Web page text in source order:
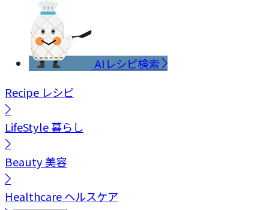
AIレシピ検索
Recipe レシピ
LifeStyle暮らし
Beauty美容
Healthcareヘルスケア